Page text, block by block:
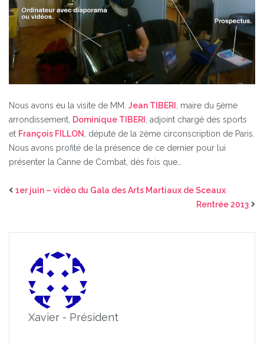
Nous avons eu la visite de MM. Jean TIBERI
, maire du 5ème
arrondissement, Dominique TIBERI
, adjoint chargé des sports
et François FILLON
, député de la 2ème circonscription de Paris.
Nous avons profité de la présence de ce dernier pour lui
présenter la Canne de Combat, dès fois que…
1er juin – vidéo du Gala des Arts Martiaux de Sceaux
Rentrée 2013
Xavier - Président